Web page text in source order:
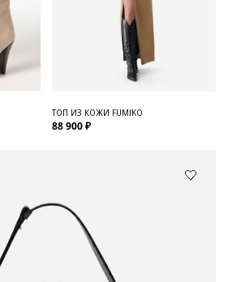
ТОП ИЗ КОЖИ FUMIKO
88 900 ₽